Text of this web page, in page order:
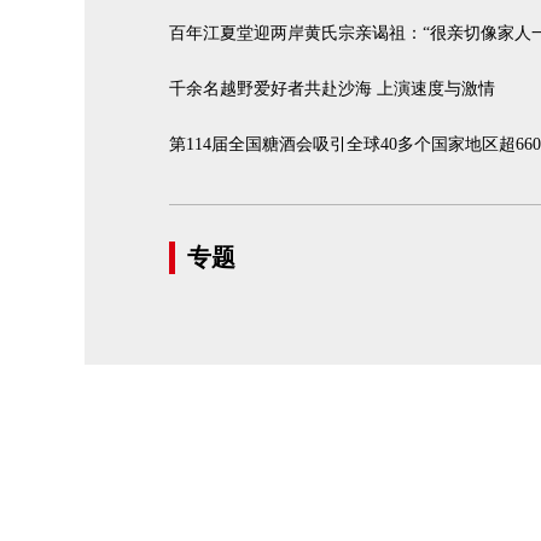
百年江夏堂迎两岸黄氏宗亲谒祖：“很亲切像家人
千余名越野爱好者共赴沙海 上演速度与激情
第114届全国糖酒会吸引全球40多个国家地区超
专题